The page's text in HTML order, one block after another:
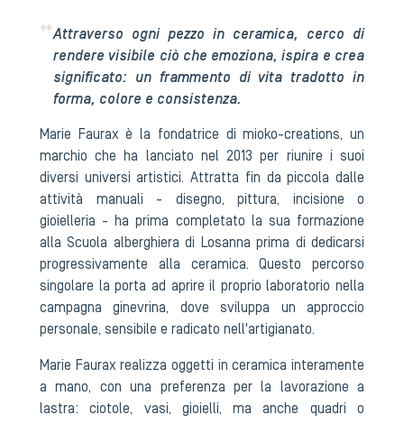
Attraverso ogni pezzo in ceramica, cerco di
rendere visibile ciò che emoziona, ispira e crea
significato: un frammento di vita tradotto in
forma, colore e consistenza.
Marie Faurax è la fondatrice di mioko-creations, un
marchio che ha lanciato nel 2013 per riunire i suoi
diversi universi artistici. Attratta fin da piccola dalle
attività manuali - disegno, pittura, incisione o
gioielleria - ha prima completato la sua formazione
alla Scuola alberghiera di Losanna prima di dedicarsi
progressivamente alla ceramica. Questo percorso
singolare la porta ad aprire il proprio laboratorio nella
campagna ginevrina, dove sviluppa un approccio
personale, sensibile e radicato nell'artigianato.
Marie Faurax realizza oggetti in ceramica interamente
a mano, con una preferenza per la lavorazione a
lastra: ciotole, vasi, gioielli, ma anche quadri o